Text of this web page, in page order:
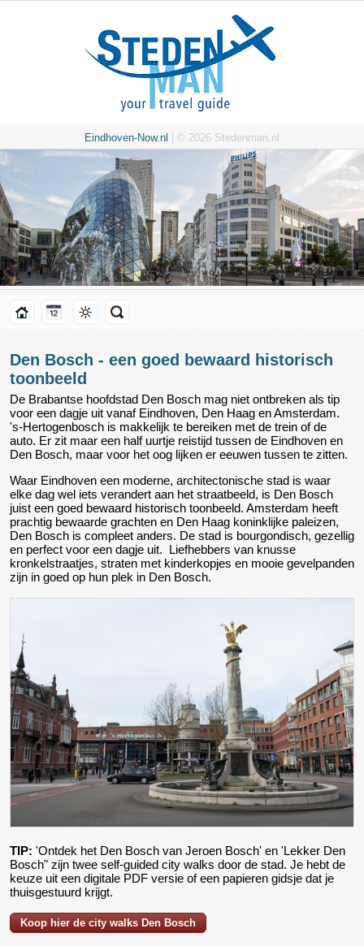
Eindhoven-Now.nl | © 2026 Stedenman.nl
Den Bosch - een goed bewaard historisch
toonbeeld
De Brabantse hoofdstad Den Bosch mag niet ontbreken als tip
voor een dagje uit vanaf Eindhoven, Den Haag en Amsterdam.
's-Hertogenbosch is makkelijk te bereiken met de trein of de
auto. Er zit maar een half uurtje reistijd tussen de Eindhoven en
Den Bosch, maar voor het oog lijken er eeuwen tussen te zitten.
Waar Eindhoven een moderne, architectonische stad is waar
elke dag wel iets verandert aan het straatbeeld, is Den Bosch
juist een goed bewaard historisch toonbeeld. Amsterdam heeft
prachtig bewaarde grachten en Den Haag koninklijke paleizen,
Den Bosch is compleet anders. De stad is bourgondisch, gezellig
en perfect voor een dagje uit. Liefhebbers van knusse
kronkelstraatjes, straten met kinderkopjes en mooie gevelpanden
zijn in goed op hun plek in Den Bosch.
TIP: 'Ontdek het Den Bosch van Jeroen Bosch' en 'Lekker Den
Bosch" zijn twee self-guided city walks door de stad. Je hebt de
keuze uit een digitale PDF versie of een papieren gidsje dat je
thuisgestuurd krijgt.
Koop hier de city walks Den Bosch